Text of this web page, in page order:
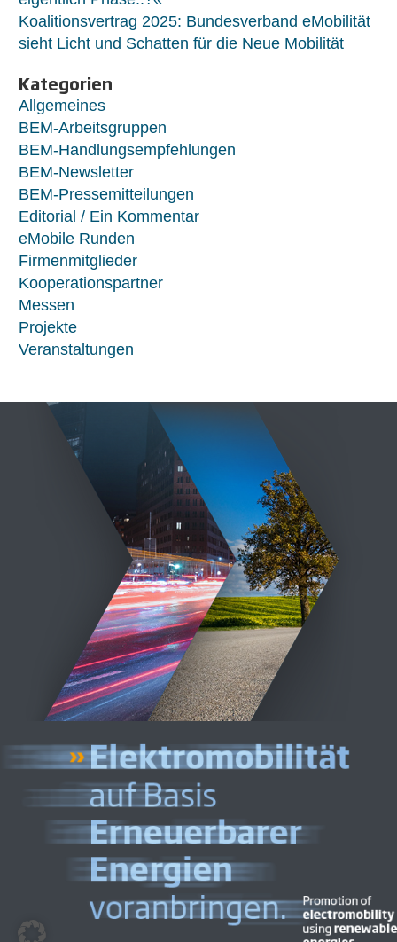
Koalitionsvertrag 2025: Bundesverband eMobilität
sieht Licht und Schatten für die Neue Mobilität
Kategorien
Allgemeines
BEM-Arbeitsgruppen
BEM-Handlungsempfehlungen
BEM-Newsletter
BEM-Pressemitteilungen
Editorial / Ein Kommentar
eMobile Runden
Firmenmitglieder
Kooperationspartner
Messen
Projekte
Veranstaltungen